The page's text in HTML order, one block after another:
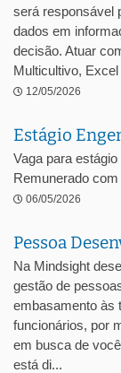
será responsável
dados em
decisão. Atuar
Multicultivo,
12/05/2026
Estágio
Vaga para
Remunerado
06/05/2026
Pessoa
Na Mindsight
gestão de
embasamento às
funcionários, por
em busca de
está di...